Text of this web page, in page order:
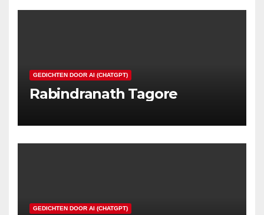
GEDICHTEN DOOR AI (CHATGPT)
Rabindranath Tagore
GEDICHTEN DOOR AI (CHATGPT)